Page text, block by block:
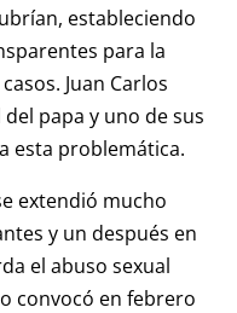
estableciendo
para la
Juan Carlos
papa y uno de sus
esta problemática.
extendió mucho
y un después en
el abuso sexual
convocó en febrero